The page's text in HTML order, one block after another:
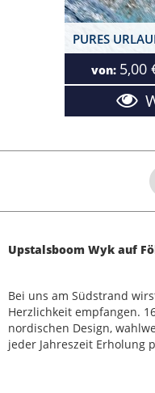
von: 5,00
Upstalsboom Wyk auf
Bei uns am Südstrand
Herzlichkeit empfangen.
nordischen Design,
jeder Jahreszeit Erholung